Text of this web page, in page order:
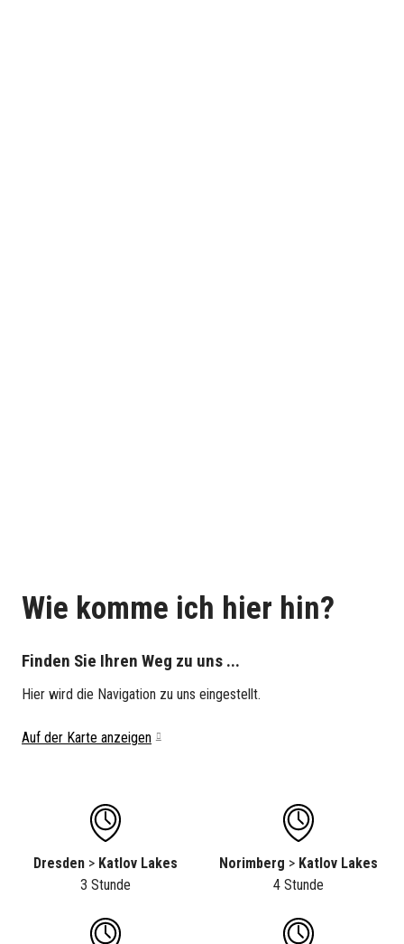
Wie komme ich hier hin?
Finden Sie Ihren Weg zu uns ...
Hier wird die Navigation zu uns eingestellt.
Auf der Karte anzeigen
Dresden > Katlov Lakes
3 Stunde
Norimberg > Katlov Lakes
4 Stunde